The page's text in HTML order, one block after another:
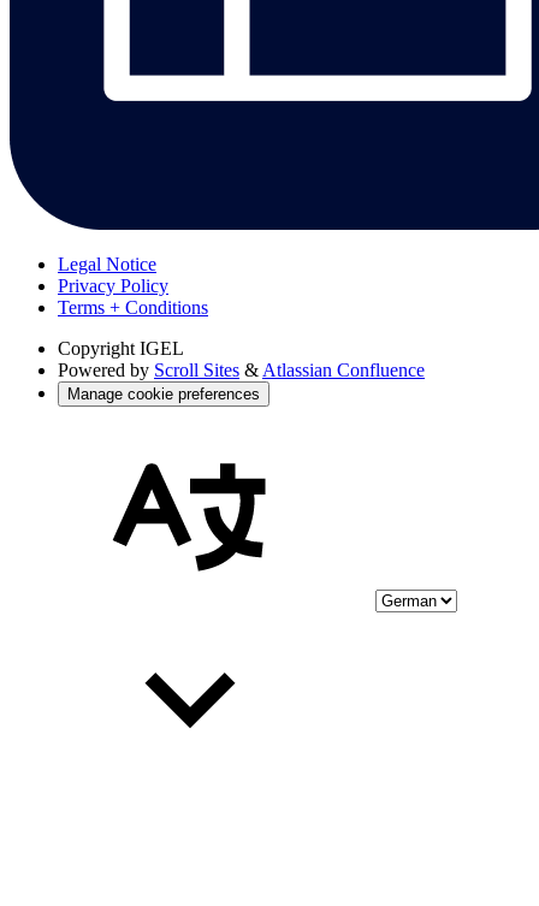
Legal Notice
Privacy Policy
Terms + Conditions
Copyright IGEL
Powered by Scroll Sites & Atlassian Confluence
Manage cookie preferences